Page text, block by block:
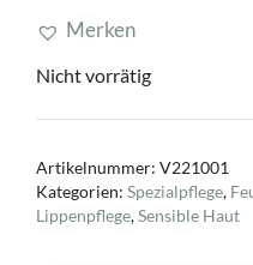
Merken
Nicht vorrätig
Artikelnummer: V221001
Kategorien: Spezialpflege,
Lippenpflege,Sensible Haut